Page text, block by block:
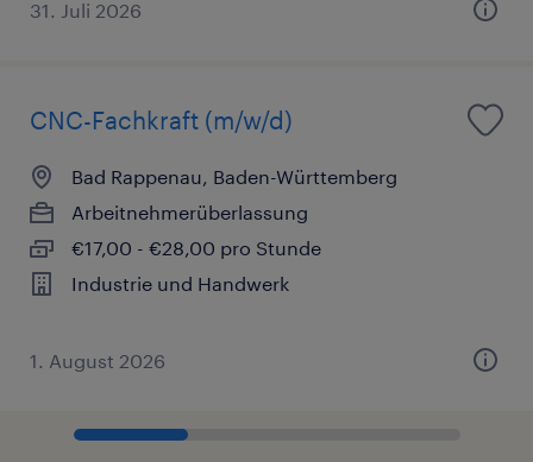
31. Juli 2026
CNC-Fachkraft (m/w/d)
Bad Rappenau, Baden-Württemberg
Arbeitnehmerüberlassung
€17,00 - €28,00 pro Stunde
Industrie und Handwerk
1. August 2026